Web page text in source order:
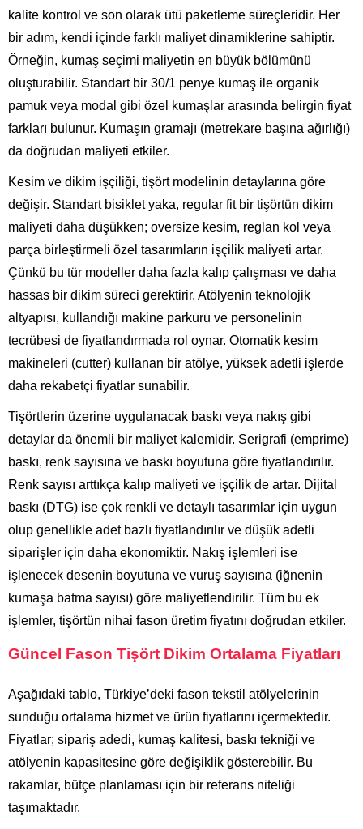
kalite kontrol ve son olarak ütü paketleme süreçleridir. Her
bir adım, kendi içinde farklı maliyet dinamiklerine sahiptir.
Örneğin, kumaş seçimi maliyetin en büyük bölümünü
oluşturabilir. Standart bir 30/1 penye kumaş ile organik
pamuk veya modal gibi özel kumaşlar arasında belirgin fiyat
farkları bulunur. Kumaşın gramajı (metrekare başına ağırlığı)
da doğrudan maliyeti etkiler.
Kesim ve dikim işçiliği, tişört modelinin detaylarına göre
değişir. Standart bisiklet yaka, regular fit bir tişörtün dikim
maliyeti daha düşükken; oversize kesim, reglan kol veya
parça birleştirmeli özel tasarımların işçilik maliyeti artar.
Çünkü bu tür modeller daha fazla kalıp çalışması ve daha
hassas bir dikim süreci gerektirir. Atölyenin teknolojik
altyapısı, kullandığı makine parkuru ve personelinin
tecrübesi de fiyatlandırmada rol oynar. Otomatik kesim
makineleri (cutter) kullanan bir atölye, yüksek adetli işlerde
daha rekabetçi fiyatlar sunabilir.
Tişörtlerin üzerine uygulanacak baskı veya nakış gibi
detaylar da önemli bir maliyet kalemidir. Serigrafi (emprime)
baskı, renk sayısına ve baskı boyutuna göre fiyatlandırılır.
Renk sayısı arttıkça kalıp maliyeti ve işçilik de artar. Dijital
baskı (DTG) ise çok renkli ve detaylı tasarımlar için uygun
olup genellikle adet bazlı fiyatlandırılır ve düşük adetli
siparişler için daha ekonomiktir. Nakış işlemleri ise
işlenecek desenin boyutuna ve vuruş sayısına (iğnenin
kumaşa batma sayısı) göre maliyetlendirilir. Tüm bu ek
işlemler, tişörtün nihai fason üretim fiyatını doğrudan etkiler.
Güncel Fason Tişört Dikim Ortalama Fiyatları
Aşağıdaki tablo, Türkiye’deki fason tekstil atölyelerinin
sunduğu ortalama hizmet ve ürün fiyatlarını içermektedir.
Fiyatlar; sipariş adedi, kumaş kalitesi, baskı tekniği ve
atölyenin kapasitesine göre değişiklik gösterebilir. Bu
rakamlar, bütçe planlaması için bir referans niteliği
taşımaktadır.